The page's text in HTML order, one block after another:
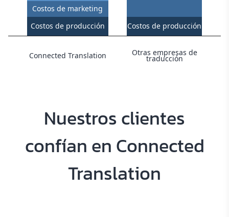
Costos de producción
Costos de marketing
Costos de producción
Connected Translation Otras empresas de
traducción
Nuestros clientes
confían en Connected
Translation